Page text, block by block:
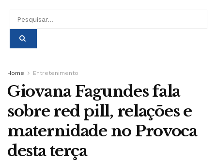
Home Entretenimento
Giovana Fagundes fala
sobre red pill, relações e
maternidade no Provoca
desta terça